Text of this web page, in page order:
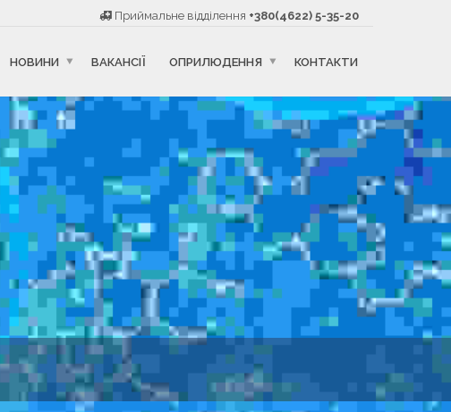
Приймальне відділення +380(4622) 5-35-20
НОВИНИ ВАКАНСІЇ ОПРИЛЮДЕННЯ КОНТАКТИ